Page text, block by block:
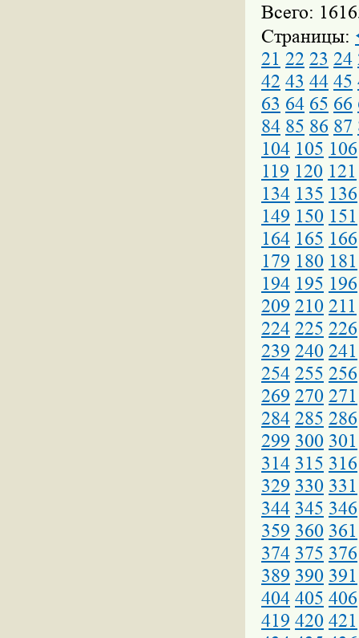
Всего:
Страницы:
21 22 23 24
42 43 44 45
63 64 65 66
84 85 86 87
104 105 106
119 120 121
134 135 136
149 150 151
164 165 166
179 180 181
194 195 196
209 210 211
224 225 226
239 240 241
254 255 256
269 270 271
284 285 286
299 300 301
314 315 316
329 330 331
344 345 346
359 360 361
374 375 376
389 390 391
404 405 406
419 420 421